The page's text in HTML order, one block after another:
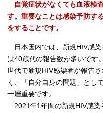
自覚症状がなくても血液検
す。重要なことは感染予防す
をすることです。
日本国内では、新規HIV感
は40歳代の報告数が多いです
世代で新規HIV感染者が報告
く、「自分自身の問題」とし
一層重要です。
2021年1年間の新規HIV感染